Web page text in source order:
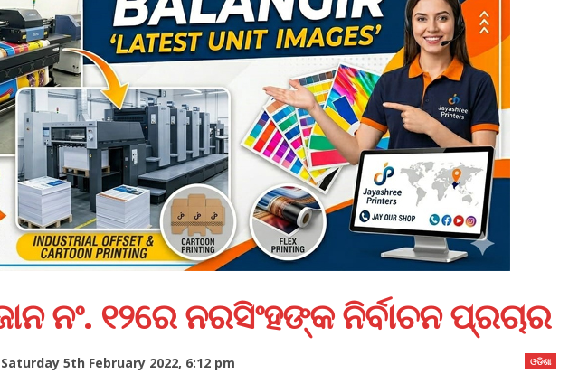
ନଂ. ୧୨ରେ ନରସିଂହଙ୍କ ନିର୍ବାଚନ ପ୍ରଚାର
ଓଡିଶା
Saturday 5th February 2022, 6:12 pm